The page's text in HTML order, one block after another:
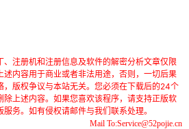
注册机和注册信息及软件的解密分析文章仅限
内容用于商业或者非法用途，否则，一切后果
，版权争议与本站无关。您必须在下载后的24个
上述内容。如果您喜欢该程序，请支持正版软
务。如有侵权请邮件与我们联系处理。
Mail To:Service@52pojie.cn